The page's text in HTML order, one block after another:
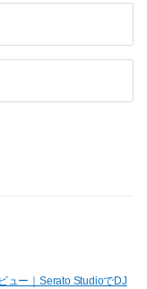
ュー｜Serato StudioでDJ